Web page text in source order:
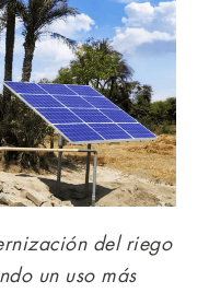
del riego
un uso más